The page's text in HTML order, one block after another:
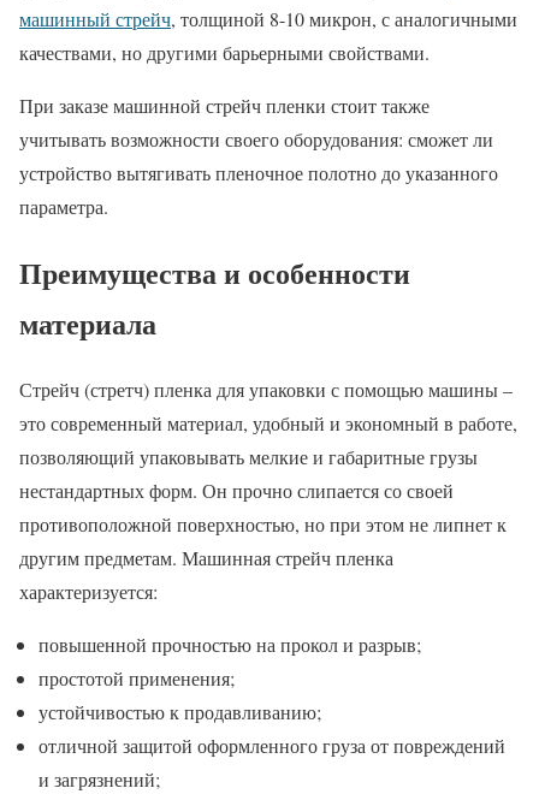
машинный стрейч, толщиной 8-10 микрон, с аналогичными
качествами, но другими барьерными свойствами.
При заказе машинной стрейч пленки стоит также
учитывать возможности своего оборудования: сможет ли
устройство вытягивать пленочное полотно до указанного
параметра.
Преимущества и особенности
материала
Стрейч (стретч) пленка для упаковки с помощью машины –
это современный материал, удобный и экономный в работе,
позволяющий упаковывать мелкие и габаритные грузы
нестандартных форм. Он прочно слипается со своей
противоположной поверхностью, но при этом не липнет к
другим предметам. Машинная стрейч пленка
характеризуется:
повышенной прочностью на прокол и разрыв;
простотой применения;
устойчивостью к продавливанию;
отличной защитой оформленного груза от повреждений
и загрязнений;